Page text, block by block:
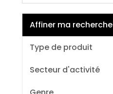
Affiner ma recherche
Type de produit
Secteur d'activité